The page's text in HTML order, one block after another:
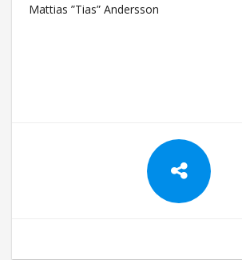
Mattias ”Tias” Andersson